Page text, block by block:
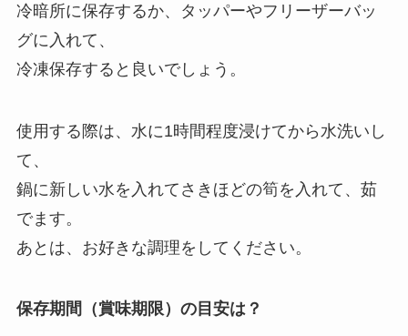
冷暗所に保存するか、タッパーやフリーザーバッ
グに入れて、
冷凍保存すると良いでしょう。
使用する際は、水に1時間程度浸けてから水洗いし
て、
鍋に新しい水を入れてさきほどの筍を入れて、茹
でます。
あとは、お好きな調理をしてください。
保存期間（賞味期限）の目安は？